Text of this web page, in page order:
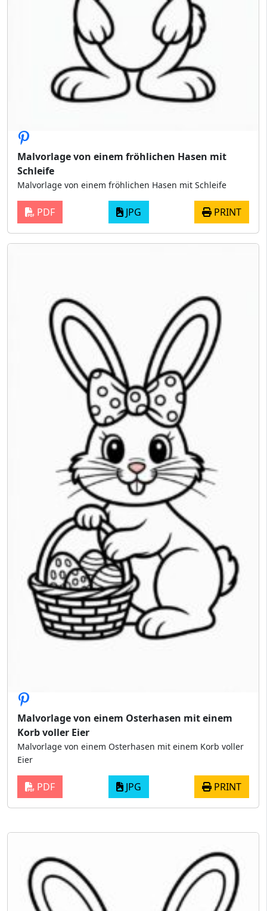
Malvorlage von einem fröhlichen Hasen mit
Schleife
Malvorlage von einem fröhlichen Hasen mit Schleife
PDF JPG PRINT
Malvorlage von einem Osterhasen mit einem
Korb voller Eier
Malvorlage von einem Osterhasen mit einem Korb voller
Eier
PDF JPG PRINT